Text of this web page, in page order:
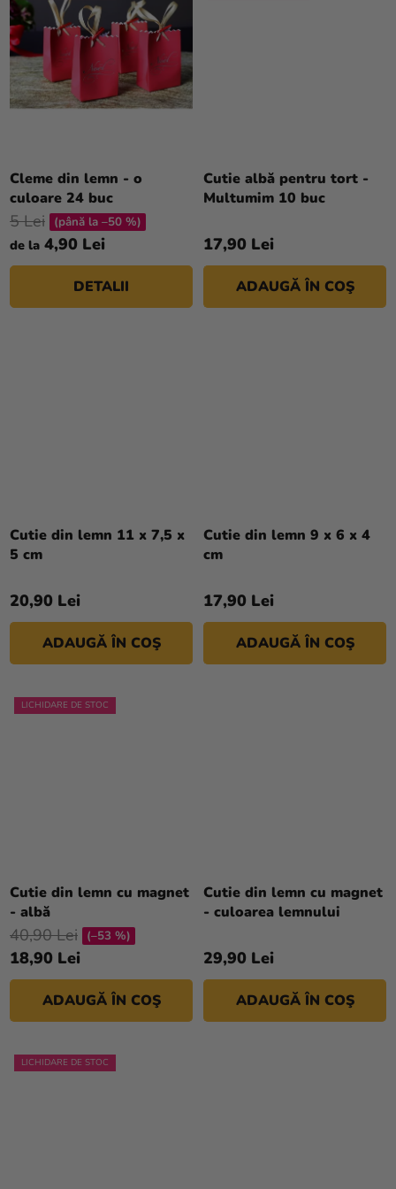
magazinului
Cleme din lemn - o
culoare 24 buc
de la 4,90 Lei
5 Lei (până la –50 %)
DETALII
Cutie albă pentru tort -
Multumim 10 buc
17,90 Lei
ADAUGĂ ÎN COŞ
Cutie din lemn 11 x 7,5 x
5 cm
20,90 Lei
ADAUGĂ ÎN COŞ
Cutie din lemn 9 x 6 x 4
cm
17,90 Lei
ADAUGĂ ÎN COŞ
LICHIDARE DE STOC
Cutie din lemn cu magnet
- albă
18,90 Lei
40,90 Lei (–53 %)
ADAUGĂ ÎN COŞ
Cutie din lemn cu magnet
- culoarea lemnului
29,90 Lei
ADAUGĂ ÎN COŞ
LICHIDARE DE STOC